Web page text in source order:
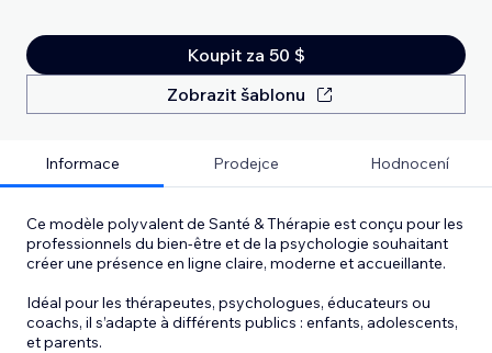
Koupit za 50 $
Zobrazit šablonu
Informace Prodejce Hodnocení
Ce modèle polyvalent de Santé & Thérapie est conçu pour les
professionnels du bien-être et de la psychologie souhaitant
créer une présence en ligne claire, moderne et accueillante.
Idéal pour les thérapeutes, psychologues, éducateurs ou
coachs, il s’adapte à différents publics : enfants, adolescents,
et parents.